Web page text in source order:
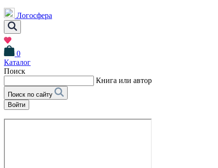
Логосфера
0
Каталог
Поиск
Книга или автор
Поиск по сайту
Войти